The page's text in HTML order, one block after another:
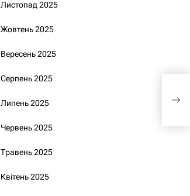
Листопад 2025
Жовтень 2025
Вересень 2025
Серпень 2025
Липень 2025
Червень 2025
Травень 2025
Квітень 2025